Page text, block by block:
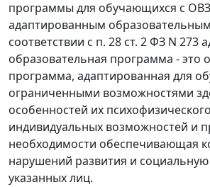
программы для обучающихся с ОВЗ
адаптированным
соответствии с п. 28 ст. 2 ФЗ N 273
образовательная программа - это
программа, адаптированная для
ограниченными возможностями
особенностей их
индивидуальных возможностей и
необходимости обеспечивающая
нарушений развития и
указанных лиц.